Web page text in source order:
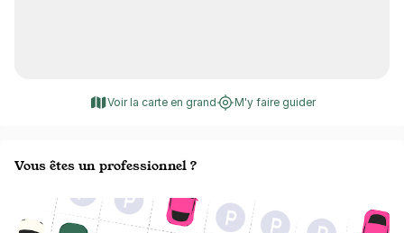
Voir la carte en grand M'y faire guider
Vous êtes un professionnel ?